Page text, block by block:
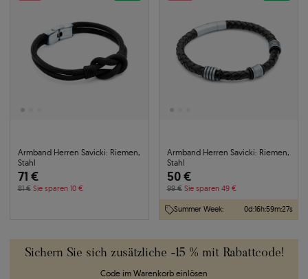
Sichern Sie sich zusätzliche -15 % mit Rabattcode!
Code im Warenkorb einlösen
Armband Herren Savicki: Riemen,
Stahl
71 €
81 € Sie sparen 10 €
Armband Herren Savicki: Riemen,
Stahl
50 €
99 € Sie sparen 49 €
Summer Week: 0d:16h:59m:26s